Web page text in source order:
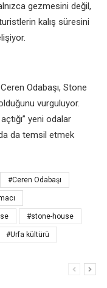
gezmesini değil,
kalış süresini
Odabaşı, Stone
vurguluyor.
yeni odalar
da temsil etmek
#Ceren Odabaşı
#stone-house
#Urfa kültürü